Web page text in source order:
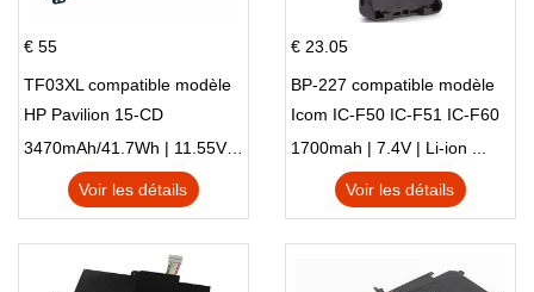
€ 55
TF03XL compatible modèle
HP Pavilion 15-CD
3470mAh/41.7Wh | 11.55V | Li-ion ...
Voir les détails
€ 23.05
BP-227 compatible modèle
Icom IC-F50 IC-F51 IC-F60
IC-F61 IC-M87
1700mah | 7.4V | Li-ion ...
Voir les détails